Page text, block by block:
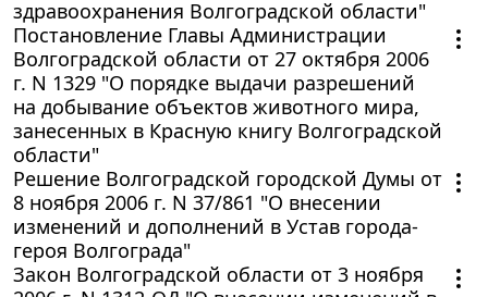
здравоохранения Волгоградской области"
Постановление Главы Администрации
Волгоградской области от 27 октября 2006
г. N 1329 "О порядке выдачи разрешений
на добывание объектов животного мира,
занесенных в Красную книгу Волгоградской
области"
Решение Волгоградской городской Думы от
8 ноября 2006 г. N 37/861 "О внесении
изменений и дополнений в Устав города-
героя Волгограда"
Закон Волгоградской области от 3 ноября